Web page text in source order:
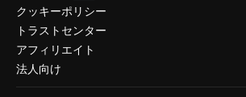
クッキーポリシー
トラストセンター
アフィリエイト
法人向け